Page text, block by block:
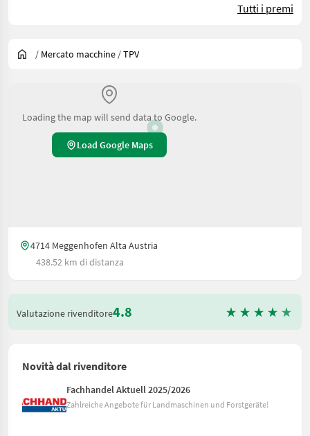
Tutti i premi
/ Mercato macchine /TPV
Loading the map will send data to Google.
Load Google Maps
4714 Meggenhofen Alta Austria
438.52 km di distanza
Valutazione rivenditore4.8
Novità dal rivenditore
Fachhandel Aktuell 2025/2026
Zahlreiche Angebote für Landmaschinen und Forstgeräte!